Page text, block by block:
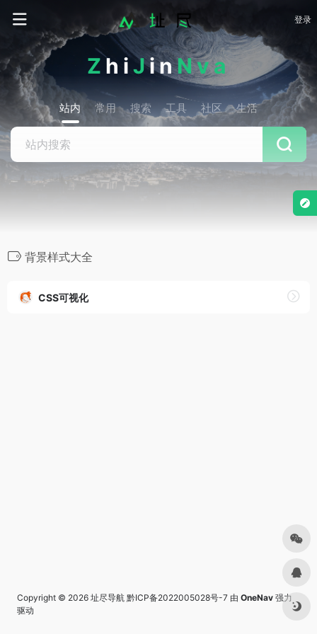
登录
ZhiJinNva
站内 常用 搜索 工具 社区 生活
背景样式大全
CSS可视化
Copyright © 2026 址尽导航 黔ICP备2022005028号-7 由 OneNav 强力
驱动